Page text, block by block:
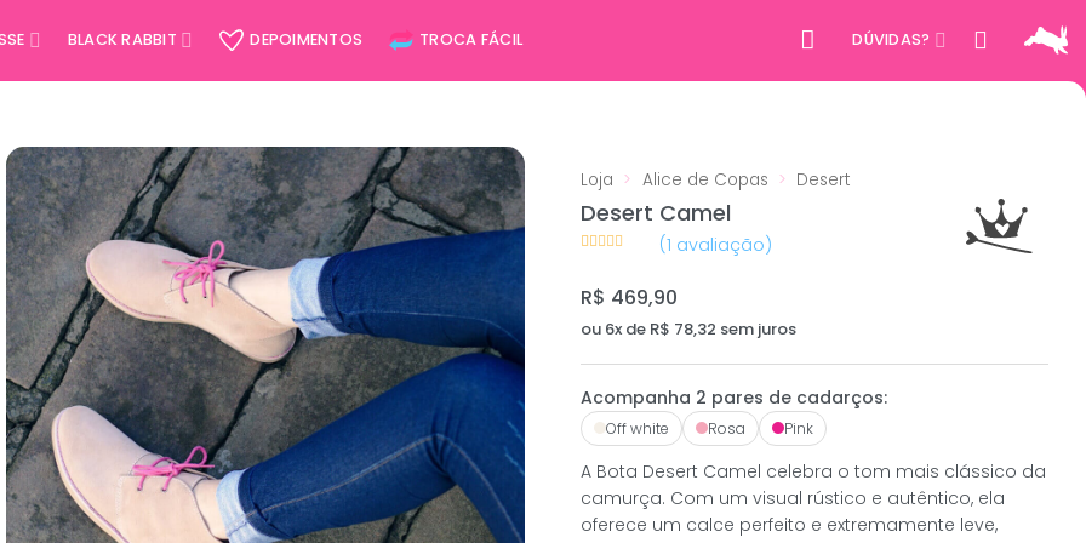
BLACK RABBIT DEPOIMENTOS TROCA FÁCIL DÚVIDAS?
Loja > Alice de Copas > Desert
Desert Camel
5, com
baseado em
avaliação de
cliente
(1 avaliação)
R$ 469,90
ou 6x de R$ 78,32 sem juros
Acompanha 2 pares de cadarços:
Off white Rosa Pink
A Bota Desert Camel celebra o tom mais clássico da
camurça. Com um visual rústico e autêntico, ela
oferece um calce perfeito e extremamente leve,